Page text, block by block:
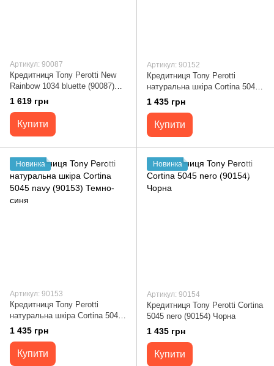
Артикул: 90087
Кредитниця Tony Perotti New
Rainbow 1034 bluette (90087)
Синя
1 619 грн
Купити
Артикул: 90152
Кредитниця Tony Perotti
натуральна шкіра Cortina 5045
moro (90152) Коричнева
1 435 грн
Купити
Новинка
Артикул: 90153
Кредитниця Tony Perotti
натуральна шкіра Cortina 5045
navy (90153) Темно-синя
1 435 грн
Купити
Новинка
Артикул: 90154
Кредитниця Tony Perotti Cortina
5045 nero (90154) Чорна
1 435 грн
Купити